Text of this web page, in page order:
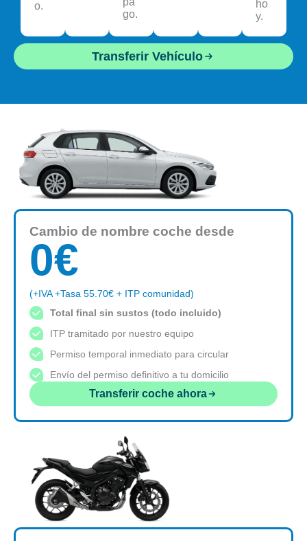
o.
go.
ho
y.
Transferir Vehículo
Cambio de nombre coche desde
(+IVA +Tasa 55.70€ + ITP comunidad)
0€
Total final sin sustos (todo incluido)
ITP tramitado por nuestro equipo
Permiso temporal inmediato para circular
Envío del permiso definitivo a tu domicilio
Transferir coche ahora